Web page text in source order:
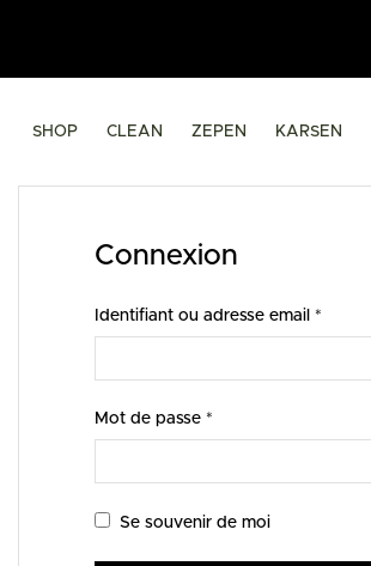
SHOP CLEAN ZEPEN KARSEN
Connexion
Identifiant ou adresse email *
Mot de passe *
Se souvenir de moi